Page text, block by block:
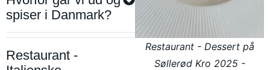
spiser i Danmark?
Restaurant -
Restaurant - Dessert på
Søllerød Kro 2025 -